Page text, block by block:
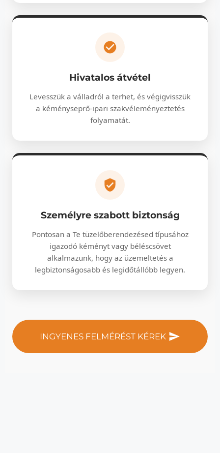
Hivatalos átvétel
Levesszük a válladról a terhet, és végigvisszük
a kéményseprő-ipari szakvéleményeztetés
folyamatát.
Személyre szabott biztonság
Pontosan a Te tüzelőberendezésed típusához
igazodó kéményt vagy béléscsövet
alkalmazunk, hogy az üzemeltetés a
legbiztonságosabb és legidőtállóbb legyen.
INGYENES FELMÉRÉST KÉREK